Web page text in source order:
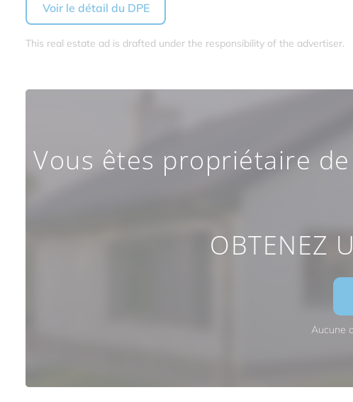
Voir le détail du DPE
This real estate ad is drafted under the responsibility of the advertiser.
Vous êtes propriétaire
OBTENEZ
Aucune